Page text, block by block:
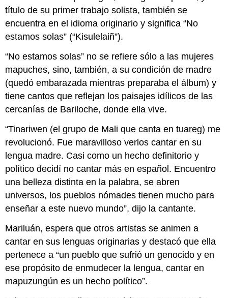
título de su primer trabajo solista, también se
encuentra en el idioma originario y significa “No
estamos solas” (“Kisulelaiñ”).
“No estamos solas” no se refiere sólo a las mujeres
mapuches, sino, también, a su condición de madre
(quedó embarazada mientras preparaba el álbum) y
tiene cantos que reflejan los paisajes idílicos de las
cercanías de Bariloche, donde ella vive.
“Tinariwen (el grupo de Mali que canta en tuareg) me
revolucionó. Fue maravilloso verlos cantar en su
lengua madre. Casi como un hecho definitorio y
político decidí no cantar más en español. Encuentro
una belleza distinta en la palabra, se abren
universos, los pueblos nómades tienen mucho para
enseñar a este nuevo mundo”, dijo la cantante.
Mariluán, espera que otros artistas se animen a
cantar en sus lenguas originarias y destacó que ella
pertenece a “un pueblo que sufrió un genocido y en
ese propósito de enmudecer la lengua, cantar en
mapuzungún es un hecho político”.